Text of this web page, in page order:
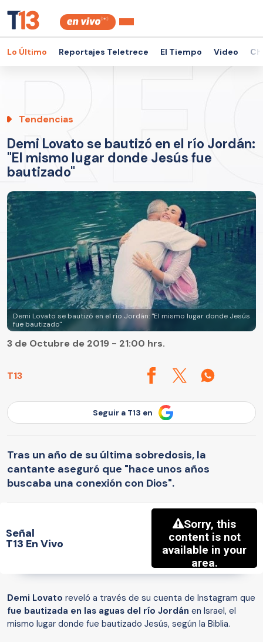
Lo Último Reportajes Teletrece El Tiempo Video
Tendencias
Demi Lovato se bautizó en el río Jordán:
"El mismo lugar donde Jesús fue
bautizado"
Demi Lovato se bautizó en el río Jordán: "El mismo lugar donde Jesús
fue bautizado"
T13
3 de Octubre de 2019 - 21:00 hrs.
Seguir a T13 en
Tras un año de su última sobredosis, la
cantante aseguró que "hace unos años
buscaba una conexión con Dios".
Señal
T13 En Vivo
Demi Lovato reveló a través de su cuenta de Instagram que
fue bautizada en las aguas del río Jordán en Israel, el
mismo lugar donde fue bautizado Jesús, según la Biblia.